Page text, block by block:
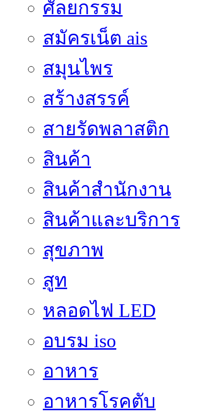
ศัลยกรรม
สมัครเน็ต ais
สมุนไพร
สร้างสรรค์
สายรัดพลาสติก
สินค้า
สินค้าสํานักงาน
สินค้าและบริการ
สุขภาพ
สูท
หลอดไฟ LED
อบรม iso
อาหาร
อาหารโรคตับ